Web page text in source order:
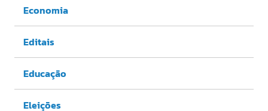
Economia
Editais
Educação
Eleições